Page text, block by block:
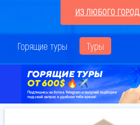
ИЗ ЛЮБОГО
Горящие туры Туры